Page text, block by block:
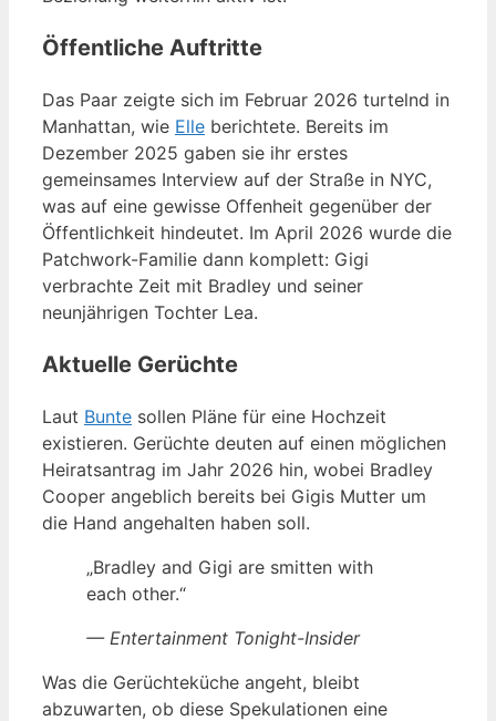
Öffentliche Auftritte
Das Paar zeigte sich im Februar 2026 turtelnd in
Manhattan, wie Elle berichtete. Bereits im
Dezember 2025 gaben sie ihr erstes
gemeinsames Interview auf der Straße in NYC,
was auf eine gewisse Offenheit gegenüber der
Öffentlichkeit hindeutet. Im April 2026 wurde die
Patchwork-Familie dann komplett: Gigi
verbrachte Zeit mit Bradley und seiner
neunjährigen Tochter Lea.
Aktuelle Gerüchte
Laut Bunte sollen Pläne für eine Hochzeit
existieren. Gerüchte deuten auf einen möglichen
Heiratsantrag im Jahr 2026 hin, wobei Bradley
Cooper angeblich bereits bei Gigis Mutter um
die Hand angehalten haben soll.
„Bradley and Gigi are smitten with
each other.“
— Entertainment Tonight-Insider
Was die Gerüchteküche angeht, bleibt
abzuwarten, ob diese Spekulationen eine